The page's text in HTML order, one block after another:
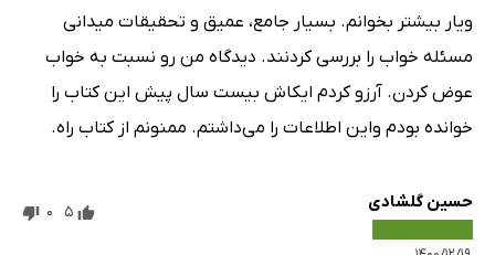
ویار بیشتر بخوانم. بسیار جامع، عمیق و تحقیقات میدانی
مسئله خواب را بررسی کردنند. دیدگاه من رو نسبت به خواب
عوض کردن. آرزو کردم ایکاش بیست سال پیش این کتاب را
خوانده بودم واین اطلاعات را می‌داشتم. ممنونم از کتاب راه.
حسین گلشادی 5
0